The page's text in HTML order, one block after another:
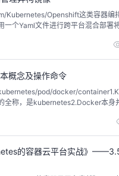
Kubernetes/Openshift这类容器编
一个Yaml文件进行跨平台混合部署
个异构镜像构建的基础原则，并
这类场景达到足够好的通用性。
概念及操作命令
pod/docker/
全称，是kubernetes2.Docker本身
4.一个pod可以运行1个或多个
的容器云平台实战》